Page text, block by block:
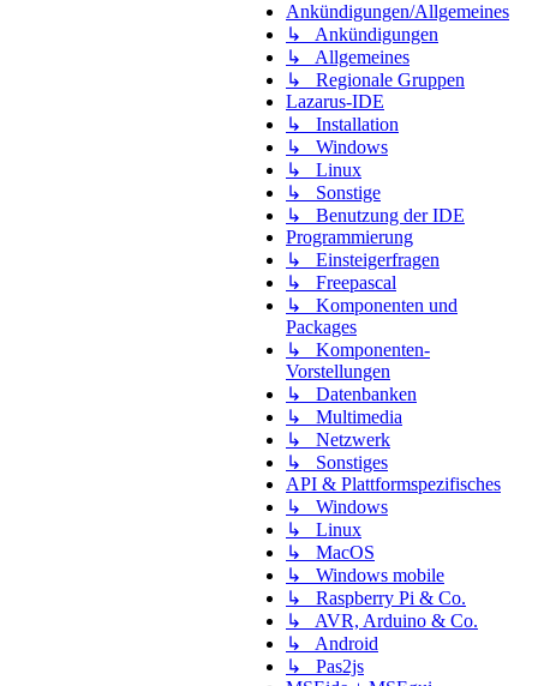
Ankündigungen/Allgemeines
↳ Ankündigungen
↳ Allgemeines
↳ Regionale Gruppen
Lazarus-IDE
↳ Installation
↳ Windows
↳ Linux
↳ Sonstige
↳ Benutzung der IDE
Programmierung
↳ Einsteigerfragen
↳ Freepascal
↳ Komponenten und
Packages
↳ Komponenten-
Vorstellungen
↳ Datenbanken
↳ Multimedia
↳ Netzwerk
↳ Sonstiges
API & Plattformspezifisches
↳ Windows
↳ Linux
↳ MacOS
↳ Windows mobile
↳ Raspberry Pi & Co.
↳ AVR, Arduino & Co.
↳ Android
↳ Pas2js